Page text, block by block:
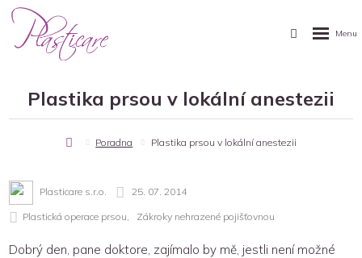
Plastika prsou v lokální anestezii
Poradna Plastika prsou v lokální anestezii
Plasticare s.r.o. 25. 07. 2014
Plastická operace prsou Zákroky nehrazené pojišťovnou
Dobrý den, pane doktore, zajímalo by mě, jestli není možné